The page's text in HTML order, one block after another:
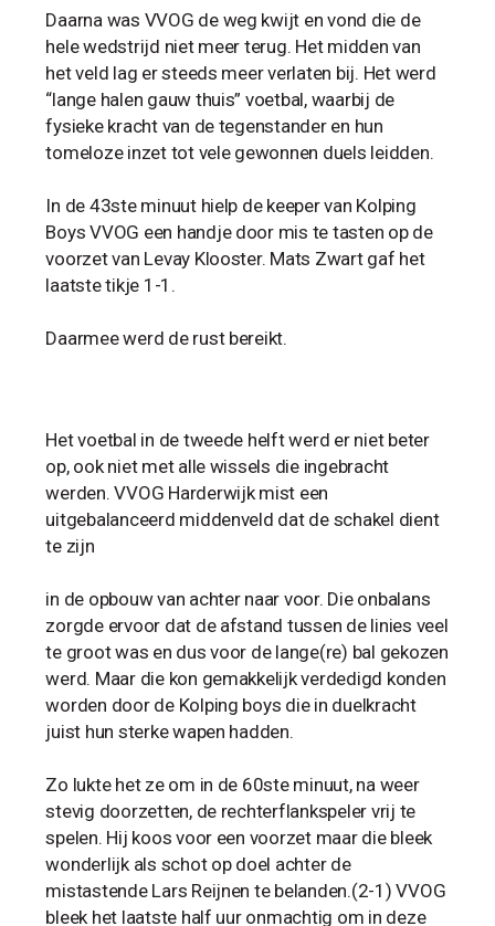
Daarna was VVOG de weg kwijt en vond die de
hele wedstrijd niet meer terug. Het midden van
het veld lag er steeds meer verlaten bij. Het werd
“lange halen gauw thuis” voetbal, waarbij de
fysieke kracht van de tegenstander en hun
tomeloze inzet tot vele gewonnen duels leidden.
In de 43ste minuut hielp de keeper van Kolping
Boys VVOG een handje door mis te tasten op de
voorzet van Levay Klooster. Mats Zwart gaf het
laatste tikje 1-1.
Daarmee werd de rust bereikt.
Het voetbal in de tweede helft werd er niet beter
op, ook niet met alle wissels die ingebracht
werden. VVOG Harderwijk mist een
uitgebalanceerd middenveld dat de schakel dient
te zijn
in de opbouw van achter naar voor. Die onbalans
zorgde ervoor dat de afstand tussen de linies veel
te groot was en dus voor de lange(re) bal gekozen
werd. Maar die kon gemakkelijk verdedigd konden
worden door de Kolping boys die in duelkracht
juist hun sterke wapen hadden.
Zo lukte het ze om in de 60ste minuut, na weer
stevig doorzetten, de rechterflankspeler vrij te
spelen. Hij koos voor een voorzet maar die bleek
wonderlijk als schot op doel achter de
mistastende Lars Reijnen te belanden.(2-1) VVOG
bleek het laatste half uur onmachtig om in deze